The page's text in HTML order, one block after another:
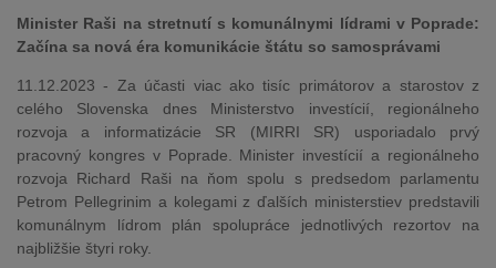
Minister Raši na stretnutí s komunálnymi lídrami v Poprade:
Začína sa nová éra komunikácie štátu so samosprávami
11.12.2023 - Za účasti viac ako tisíc primátorov a starostov z
celého Slovenska dnes Ministerstvo investícií, regionálneho
rozvoja a informatizácie SR (MIRRI SR) usporiadalo prvý
pracovný kongres v Poprade. Minister investícií a regionálneho
rozvoja Richard Raši na ňom spolu s predsedom parlamentu
Petrom Pellegrinim a kolegami z ďalších ministerstiev predstavili
komunálnym lídrom plán spolupráce jednotlivých rezortov na
najbližšie štyri roky.